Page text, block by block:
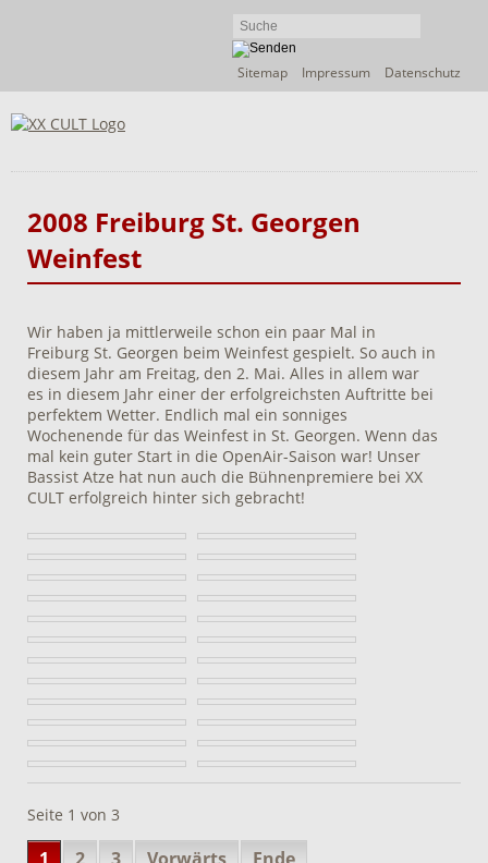
Navigation
Sitemap Impressum Datenschutz
2008 Freiburg St. Georgen
Weinfest
Wir haben ja mittlerweile schon ein paar Mal in
Freiburg St. Georgen beim Weinfest gespielt. So auch in
diesem Jahr am Freitag, den 2. Mai. Alles in allem war
es in diesem Jahr einer der erfolgreichsten Auftritte bei
perfektem Wetter. Endlich mal ein sonniges
Wochenende für das Weinfest in St. Georgen. Wenn das
mal kein guter Start in die OpenAir-Saison war! Unser
Bassist Atze hat nun auch die Bühnenpremiere bei XX
CULT erfolgreich hinter sich gebracht!
Seite 1 von 3
1 2 3 Vorwärts Ende